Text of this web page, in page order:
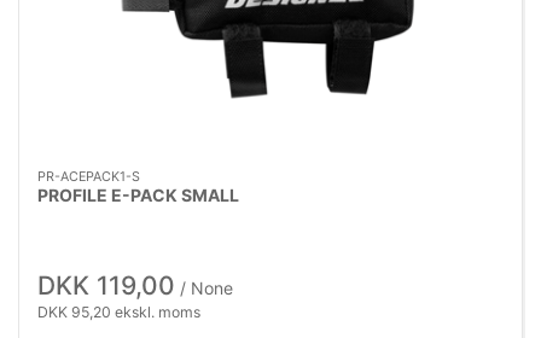
PR-ACEPACK1-S
PROFILE E-PACK SMALL
DKK 119,00 / None
DKK 95,20 ekskl. moms